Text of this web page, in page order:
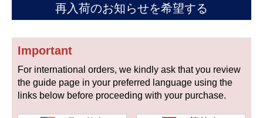
コンスタンタン
商品の状態から探す
再入荷のお知らせを希望する
Important
For international orders, we kindly ask that you review
the guide page in your preferred language using the
links below before proceeding with your purchase.